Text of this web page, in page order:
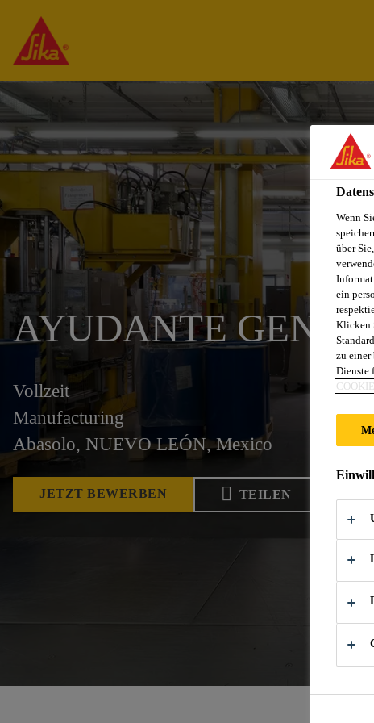
AYUDANTE
Vollzeit
Manufacturing
Abasolo, NUEVO LEÓN, Mexico
JETZT BEWERBEN TEILEN
Wenn
über
ein
Klicken
zu einer
Dienste